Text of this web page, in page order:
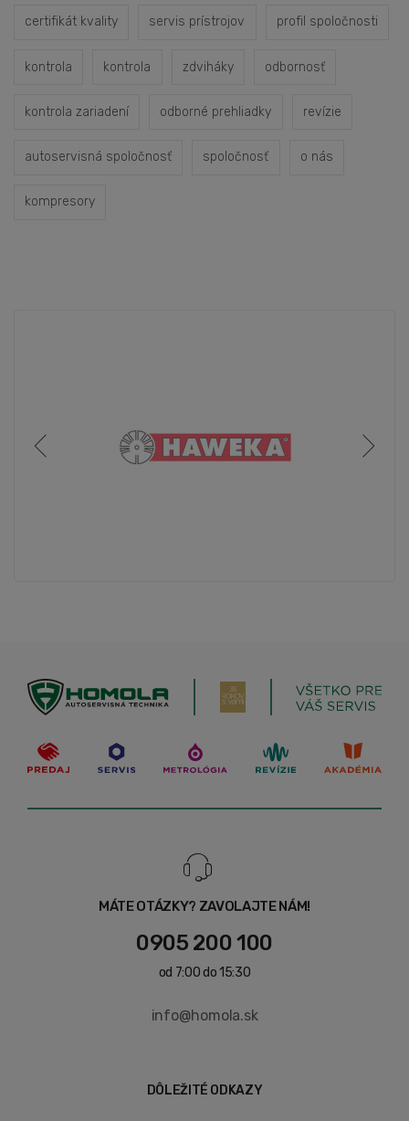
certifikát kvality servis prístrojov profil spoločnosti
kontrola kontrola zdviháky odbornosť
kontrola zariadení odborné prehliadky revízie
autoservisná spoločnosť spoločnosť o nás
kompresory
MÁTE OTÁZKY? ZAVOLAJTE NÁM!
0905 200 100
od 7:00 do 15:30
info@homola.sk
DÔLEŽITÉ ODKAZY